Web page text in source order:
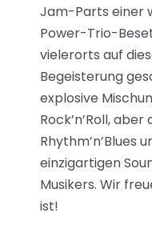
Jam-Parts einer
Power-Trio-
vielerorts auf
Begeisterung
explosive
Rock’n’Roll,
Rhythm’n’Blues
einzigartigen
Musikers. Wir
ist!